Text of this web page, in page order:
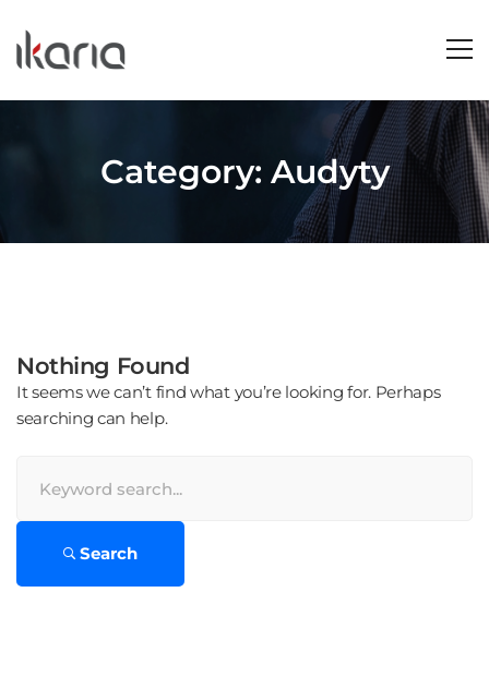
Category: Audyty
Nothing Found
It seems we can’t find what you’re looking for. Perhaps
searching can help.
Search